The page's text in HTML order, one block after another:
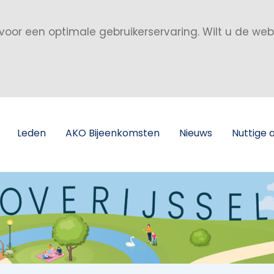
een optimale gebruikerservaring. Wilt u de
Leden AKO Bijeenkomsten Nieuws Nuttige